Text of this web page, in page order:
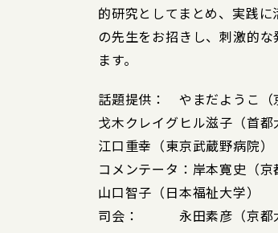
的研究としてまとめ、実践
の先生をお招きし、刺激的
ます。
話題提供： やまだようこ（
戈木クレイグヒル滋子（首都
江口重幸（東京武蔵野病院）
コメンテータ：岸本寛史（京
山口智子（日本福祉大学）
司会： 永田素彦（京都大